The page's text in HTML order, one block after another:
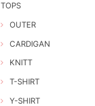
TOPS
OUTER
CARDIGAN
KNITT
T-SHIRT
Y-SHIRT